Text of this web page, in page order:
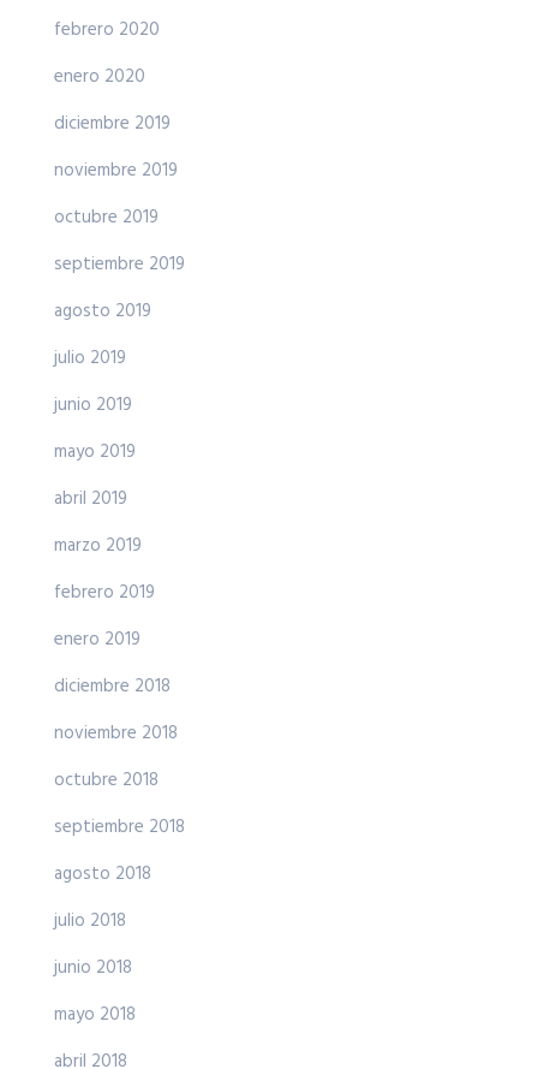
febrero 2020
enero 2020
diciembre 2019
noviembre 2019
octubre 2019
septiembre 2019
agosto 2019
julio 2019
junio 2019
mayo 2019
abril 2019
marzo 2019
febrero 2019
enero 2019
diciembre 2018
noviembre 2018
octubre 2018
septiembre 2018
agosto 2018
julio 2018
junio 2018
mayo 2018
abril 2018